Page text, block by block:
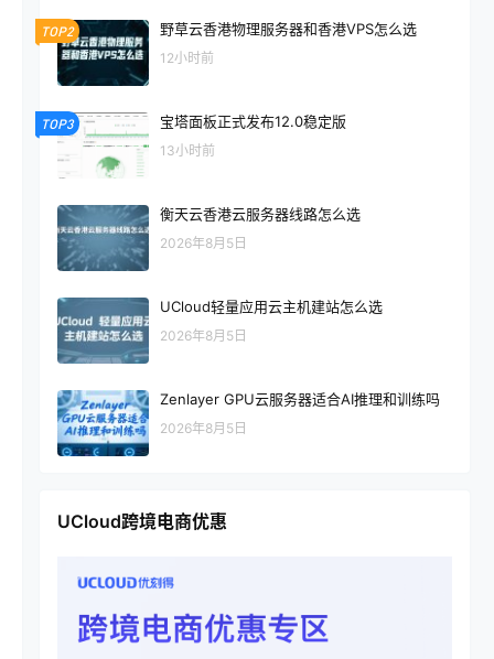
TOP2 野草云香港物理服务器和香港VPS怎么选
12小时前
TOP3 宝塔面板正式发布12.0稳定版
13小时前
衡天云香港云服务器线路怎么选
2026年8月5日
UCloud轻量应用云主机建站怎么选
2026年8月5日
Zenlayer GPU云服务器适合AI推理和训练吗
2026年8月5日
UCloud跨境电商优惠